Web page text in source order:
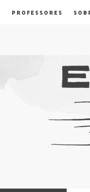
PROFESSORES